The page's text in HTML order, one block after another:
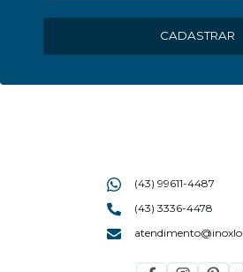
CADASTRAR
(43) 99611-4487
(43) 3336-4478